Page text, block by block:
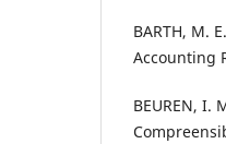
BARTH, M.
Accounting
BEUREN, I.